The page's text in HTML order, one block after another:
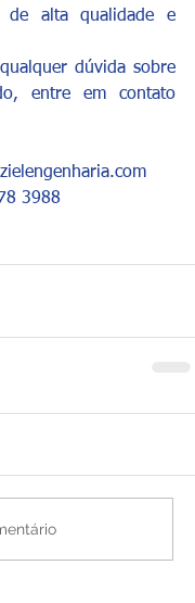
de alta qualidade e
entre em contato
3988